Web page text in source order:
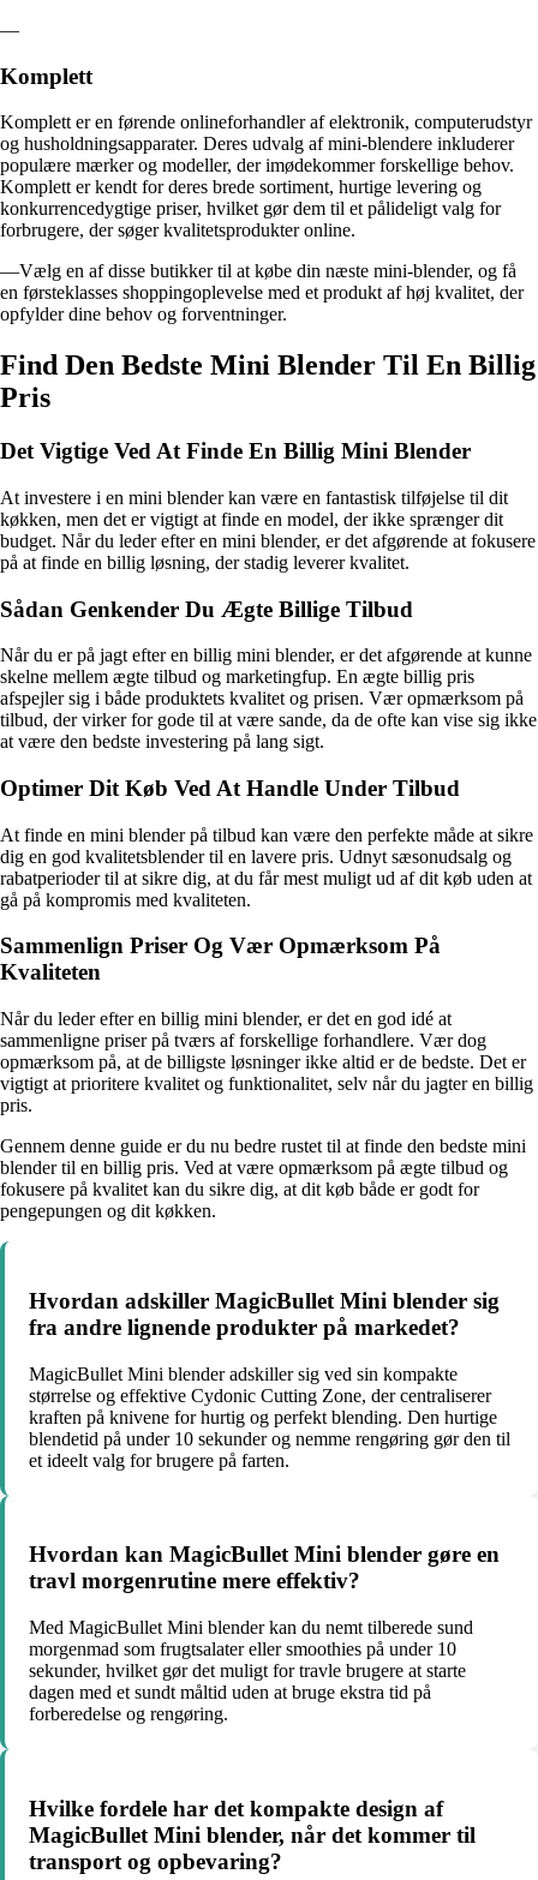
—
Komplett
Komplett er en førende onlineforhandler af elektronik, computerudstyr
og husholdningsapparater. Deres udvalg af mini-blendere inkluderer
populære mærker og modeller, der imødekommer forskellige behov.
Komplett er kendt for deres brede sortiment, hurtige levering og
konkurrencedygtige priser, hvilket gør dem til et pålideligt valg for
forbrugere, der søger kvalitetsprodukter online.
—Vælg en af disse butikker til at købe din næste mini-blender, og få
en førsteklasses shoppingoplevelse med et produkt af høj kvalitet, der
opfylder dine behov og forventninger.
Find Den Bedste Mini Blender Til En Billig
Pris
Det Vigtige Ved At Finde En Billig Mini Blender
At investere i en mini blender kan være en fantastisk tilføjelse til dit
køkken, men det er vigtigt at finde en model, der ikke sprænger dit
budget. Når du leder efter en mini blender, er det afgørende at fokusere
på at finde en billig løsning, der stadig leverer kvalitet.
Sådan Genkender Du Ægte Billige Tilbud
Når du er på jagt efter en billig mini blender, er det afgørende at kunne
skelne mellem ægte tilbud og marketingfup. En ægte billig pris
afspejler sig i både produktets kvalitet og prisen. Vær opmærksom på
tilbud, der virker for gode til at være sande, da de ofte kan vise sig ikke
at være den bedste investering på lang sigt.
Optimer Dit Køb Ved At Handle Under Tilbud
At finde en mini blender på tilbud kan være den perfekte måde at sikre
dig en god kvalitetsblender til en lavere pris. Udnyt sæsonudsalg og
rabatperioder til at sikre dig, at du får mest muligt ud af dit køb uden at
gå på kompromis med kvaliteten.
Sammenlign Priser Og Vær Opmærksom På
Kvaliteten
Når du leder efter en billig mini blender, er det en god idé at
sammenligne priser på tværs af forskellige forhandlere. Vær dog
opmærksom på, at de billigste løsninger ikke altid er de bedste. Det er
vigtigt at prioritere kvalitet og funktionalitet, selv når du jagter en billig
pris.
Gennem denne guide er du nu bedre rustet til at finde den bedste mini
blender til en billig pris. Ved at være opmærksom på ægte tilbud og
fokusere på kvalitet kan du sikre dig, at dit køb både er godt for
pengepungen og dit køkken.
Hvordan adskiller MagicBullet Mini blender sig
fra andre lignende produkter på markedet?
MagicBullet Mini blender adskiller sig ved sin kompakte
størrelse og effektive Cydonic Cutting Zone, der centraliserer
kraften på knivene for hurtig og perfekt blending. Den hurtige
blendetid på under 10 sekunder og nemme rengøring gør den til
et ideelt valg for brugere på farten.
Hvordan kan MagicBullet Mini blender gøre en
travl morgenrutine mere effektiv?
Med MagicBullet Mini blender kan du nemt tilberede sund
morgenmad som frugtsalater eller smoothies på under 10
sekunder, hvilket gør det muligt for travle brugere at starte
dagen med et sundt måltid uden at bruge ekstra tid på
forberedelse og rengøring.
Hvilke fordele har det kompakte design af
MagicBullet Mini blender, når det kommer til
transport og opbevaring?